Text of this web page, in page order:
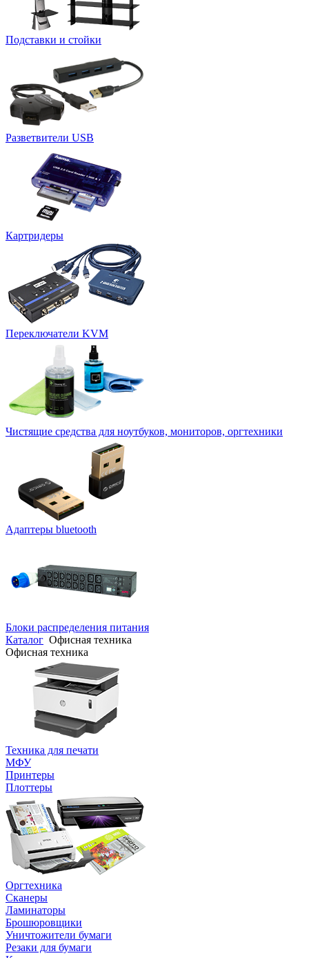
Подставки и стойки
Разветвители USB
Картридеры
Переключатели KVM
Чистящие средства для ноутбуков, мониторов, оргтехники
Адаптеры bluetooth
Блоки распределения питания
Каталог Офисная техника
Офисная техника
Техника для печати
МФУ
Принтеры
Плоттеры
Оргтехника
Сканеры
Ламинаторы
Брошюровщики
Уничтожители бумаги
Резаки для бумаги